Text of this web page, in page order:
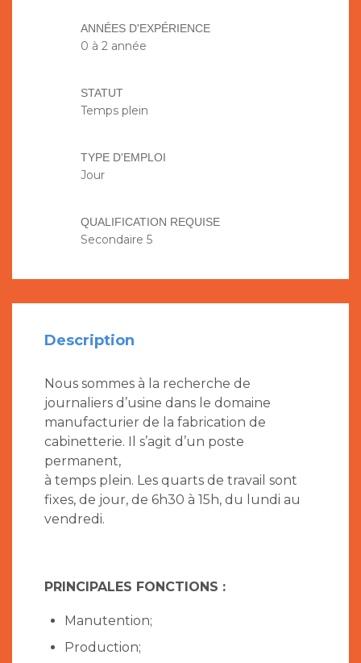
ANNÉES D'EXPÉRIENCE
0 à 2 année
STATUT
Temps plein
TYPE D'EMPLOI
Jour
QUALIFICATION REQUISE
Secondaire 5
Description
Nous sommes à la recherche de
journaliers d’usine dans le domaine
manufacturier de la fabrication de
cabinetterie. Il s’agit d’un poste
permanent,
à temps plein. Les quarts de travail sont
fixes, de jour, de 6h30 à 15h, du lundi au
vendredi.
PRINCIPALES FONCTIONS :
Manutention;
Production;